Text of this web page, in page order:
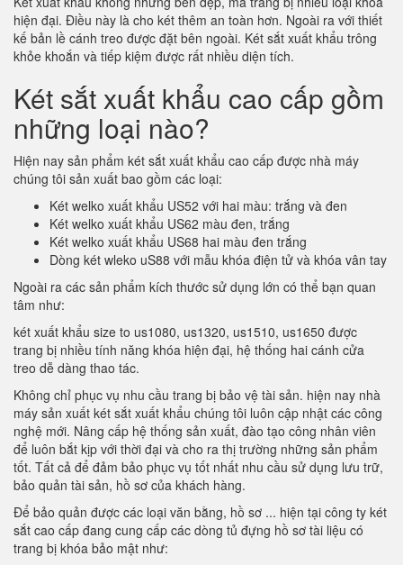
hiện đại. Điều này là cho két thêm an toàn hơn. Ngoài ra với thiết
kế bản lề cánh treo được đặt bên ngoài. Két sắt xuất khẩu trông
khỏe khoắn và tiếp kiệm được rất nhiều diện tích.
Két sắt xuất khẩu cao cấp gồm
những loại nào?
Hiện nay sản phẩm két sắt xuất khẩu cao cấp được nhà máy
chúng tôi sản xuất bao gồm các loại:
Két welko xuất khẩu US52 với hai màu: trắng và đen
Két welko xuất khẩu US62 màu đen, trắng
Két welko xuất khẩu US68 hai màu đen trắng
Dòng két wleko uS88 với mẫu khóa điện tử và khóa vân tay
Ngoài ra các sản phẩm kích thước sử dụng lớn có thể bạn quan
tâm như:
két xuất khẩu size to us1080, us1320, us1510, us1650 được
trang bị nhiều tính năng khóa hiện đại, hệ thống hai cánh cửa
treo dễ dàng thao tác.
Không chỉ phục vụ nhu cầu trang bị bảo vệ tài sản. hiện nay nhà
máy sản xuất két sắt xuất khẩu chúng tôi luôn cập nhật các công
nghệ mới. Nâng cấp hệ thống sản xuất, đào tạo công nhân viên
để luôn bắt kịp với thời đại và cho ra thị trường những sản phẩm
tốt. Tất cả để đảm bảo phục vụ tốt nhất nhu cầu sử dụng lưu trữ,
bảo quản tài sản, hồ sơ của khách hàng.
Để bảo quản được các loại văn bằng, hồ sơ ... hiện tại công ty két
sắt cao cấp đang cung cấp các dòng tủ đựng hồ sơ tài liệu có
trang bị khóa bảo mật như: